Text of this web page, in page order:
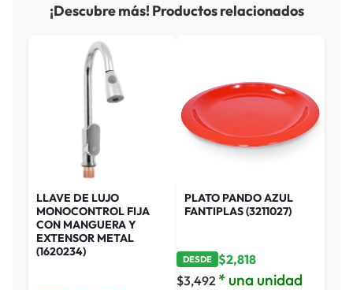
¡Descubre más! Productos relacionados
LLAVE DE LUJO
MONOCONTROL FIJA
CON MANGUERA Y
EXTENSOR METAL
(1620234)
PLATO PANDO AZUL
FANTIPLAS (3211027)
DESDE $2,818
$3,492 * una unidad